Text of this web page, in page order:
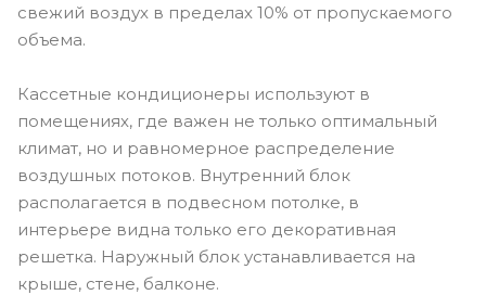
свежий воздух в пределах 10% от пропускаемого
объема.
Кассетные кондиционеры используют в
помещениях, где важен не только оптимальный
климат, но и равномерное распределение
воздушных потоков. Внутренний блок
располагается в подвесном потолке, в
интерьере видна только его декоративная
решетка. Наружный блок устанавливается на
крыше, стене, балконе.